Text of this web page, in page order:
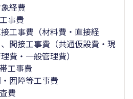
経費
事費
接工事費（材料費・直接経
間接工事費（共通仮設費・現
費・一般管理費）
工事費
・囲障等工事費
費